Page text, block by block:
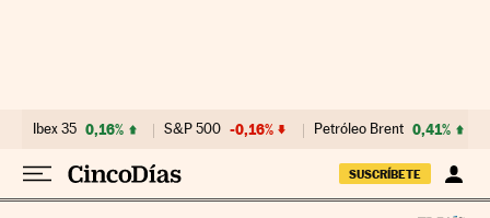
Ibex 35 0,16% S&P 500 -0,16% Petróleo Brent 0,41%
SUSCRÍBETE